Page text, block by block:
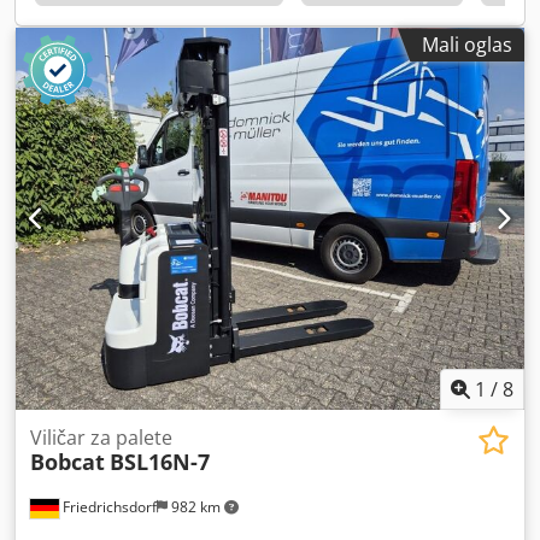
Mali oglas
1 /8
Friedrichsdorf 982 km
Viličar za palete
Bobcat BSL16N-7